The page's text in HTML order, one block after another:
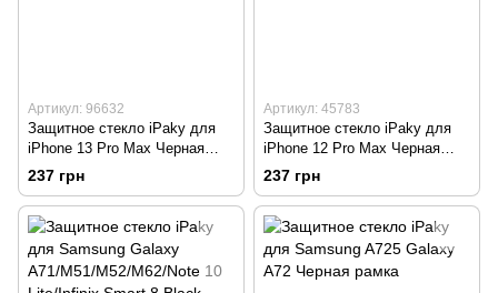
Артикул: 96632
Защитное стекло iPaky для
iPhone 13 Pro Max Черная
рамка
237 грн
Артикул: 45783
Защитное стекло iPaky для
iPhone 12 Pro Max Черная
рамка
237 грн